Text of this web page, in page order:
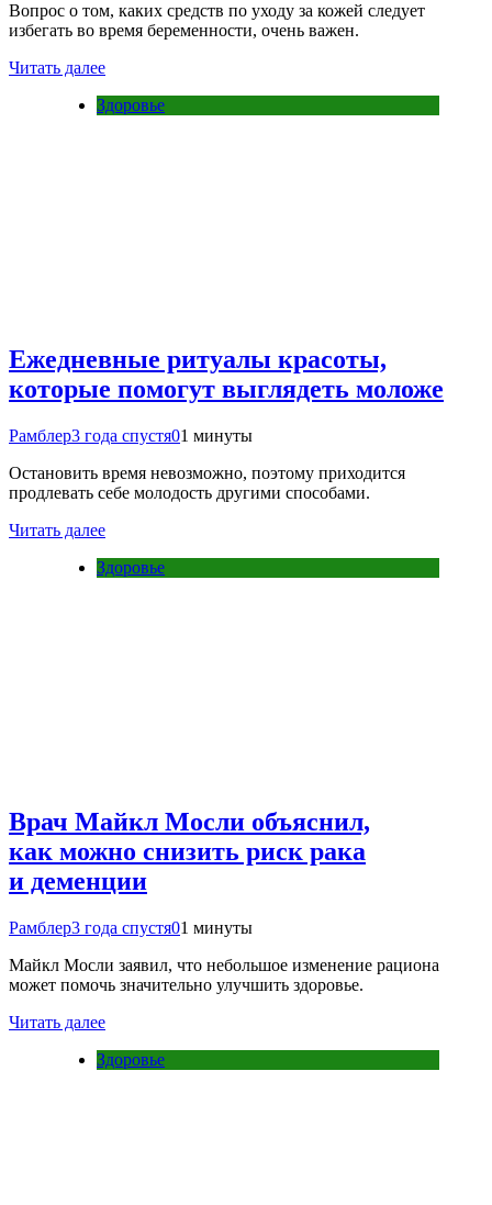
Вопрос о том, каких средств по уходу за кожей следует
избегать во время беременности, очень важен.
Читать далее
Здоровье
Ежедневные ритуалы красоты,
которые помогут выглядеть моложе
Рамблер3 года спустя01 минуты
Остановить время невозможно, поэтому приходится
продлевать себе молодость другими способами.
Читать далее
Здоровье
Врач Майкл Мосли объяснил,
как можно снизить риск рака
и деменции
Рамблер3 года спустя01 минуты
Майкл Мосли заявил, что небольшое изменение рациона
может помочь значительно улучшить здоровье.
Читать далее
Здоровье